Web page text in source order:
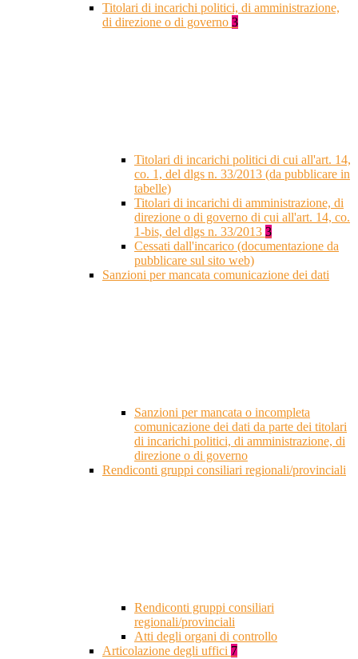
Titolari di incarichi politici, di amministrazione,
di direzione o di governo 3
Titolari di incarichi politici di cui all'art. 14,
co. 1, del dlgs n. 33/2013 (da pubblicare in
tabelle)
Titolari di incarichi di amministrazione, di
direzione o di governo di cui all'art. 14, co.
1-bis, del dlgs n. 33/2013 3
Cessati dall'incarico (documentazione da
pubblicare sul sito web)
Sanzioni per mancata comunicazione dei dati
Sanzioni per mancata o incompleta
comunicazione dei dati da parte dei titolari
di incarichi politici, di amministrazione, di
direzione o di governo
Rendiconti gruppi consiliari regionali/provinciali
Rendiconti gruppi consiliari
regionali/provinciali
Atti degli organi di controllo
Articolazione degli uffici 7